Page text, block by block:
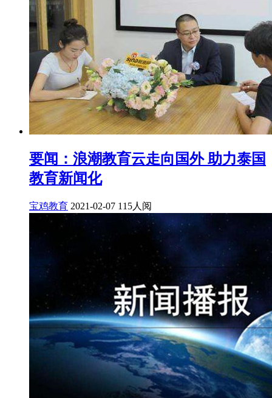
要闻：浪潮教育云走向国外 助力泰国
教育新闻化
宝鸡教育 2021-02-07 115人阅